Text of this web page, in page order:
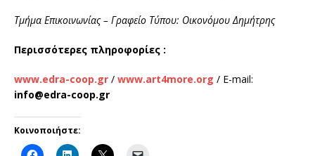
Τμήμα Επικοινωνίας – Γραφείο Τύπου: Οικονόμου Δημήτρης
Περισσότερες πληροφορίες :
www.edra-coop.gr / www.art4more.org / E-mail:
info@edra-coop.gr
Κοινοποιήστε: